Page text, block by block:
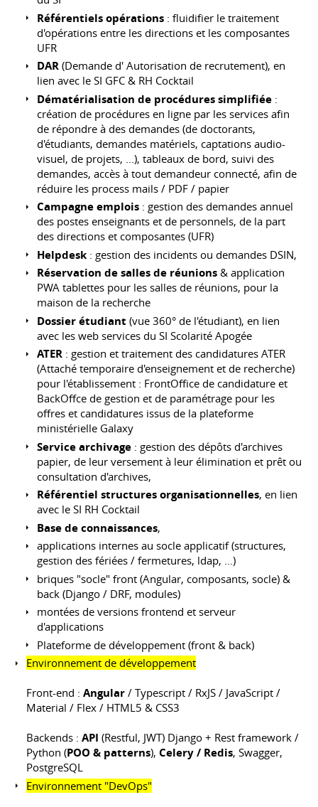
Référentiels opérations : fluidifier le traitement
d'opérations entre les directions et les composantes
UFR
DAR (Demande d' Autorisation de recrutement), en
lien avec le SI GFC & RH Cocktail
Dématérialisation de procédures simplifiée :
création de procédures en ligne par les services afin
de répondre à des demandes (de doctorants,
d'étudiants, demandes matériels, captations audio-
visuel, de projets, ...), tableaux de bord, suivi des
demandes, accès à tout demandeur connecté, afin de
réduire les process mails / PDF / papier
Campagne emplois : gestion des demandes annuel
des postes enseignants et de personnels, de la part
des directions et composantes (UFR)
Helpdesk : gestion des incidents ou demandes DSIN,
Réservation de salles de réunions & application
PWA tablettes pour les salles de réunions, pour la
maison de la recherche
Dossier étudiant (vue 360° de l'étudiant), en lien
avec les web services du SI Scolarité Apogée
ATER : gestion et traitement des candidatures ATER
(Attaché temporaire d'enseignement et de recherche)
pour l'établissement : FrontOffice de candidature et
BackOffce de gestion et de paramétrage pour les
offres et candidatures issus de la plateforme
ministérielle Galaxy
Service archivage : gestion des dépôts d'archives
papier, de leur versement à leur élimination et prêt ou
consultation d'archives,
Référentiel structures organisationnelles, en lien
avec le SI RH Cocktail
Base de connaissances,
applications internes au socle applicatif (structures,
gestion des fériées / fermetures, ldap, ...)
briques "socle" front (Angular, composants, socle) &
back (Django / DRF, modules)
montées de versions frontend et serveur
d'applications
Plateforme de développement (front & back)
Environnement de développement
Front-end :Angular / Typescript / RxJS / JavaScript /
Material / Flex / HTML5 & CSS3
Backends :API (Restful, JWT) Django + Rest framework /
Python (POO & patterns),Celery / Redis, Swagger,
PostgreSQL
Environnement "DevOps"